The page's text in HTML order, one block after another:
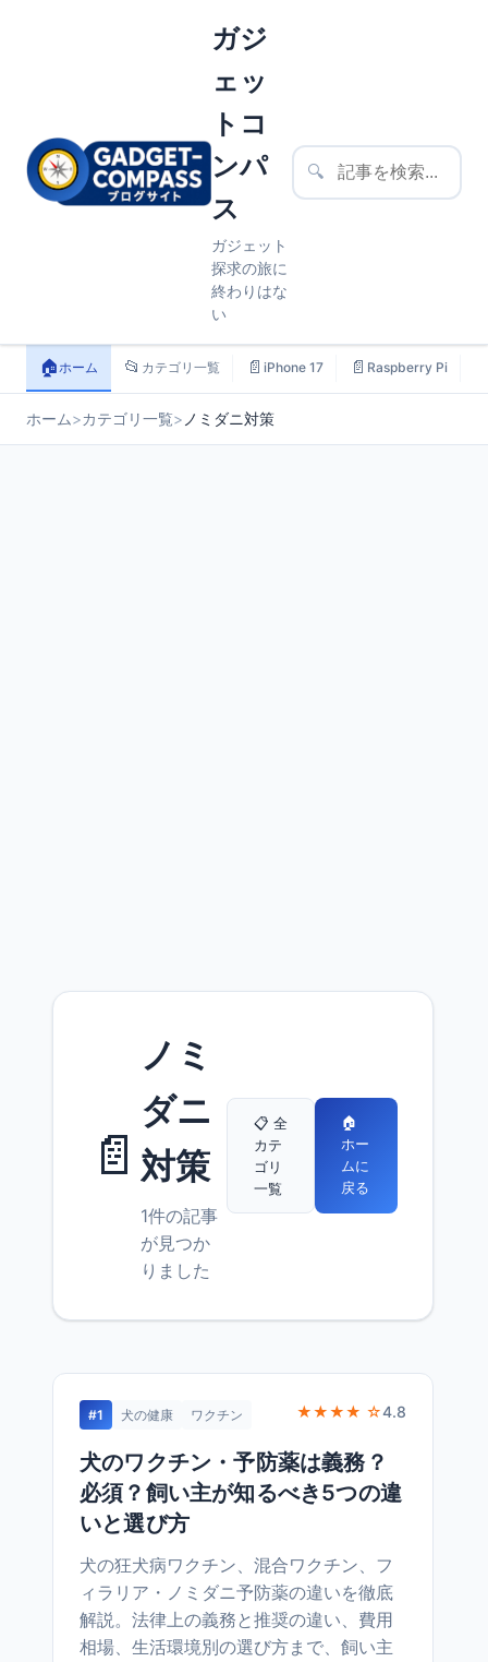
ガジ
ェッ
トコ
ンパ
ス
ガジェット
探求の旅に
終わりはな
い
🔍
🏠ホーム 📂 カテゴリ一覧 📄 iPhone 17 📄 Raspberry Pi
ホーム>カテゴリ一覧> ノミダニ対策
📄
ノミ
ダニ
対策
1件の記事
が見つか
りました
📋 全
カテ
ゴリ
一覧
🏠
ホー
ムに
戻る
#1 犬の健康 ワクチン ★★★★ ☆4.8
犬のワクチン・予防薬は義務？
必須？飼い主が知るべき5つの違
いと選び方
犬の狂犬病ワクチン、混合ワクチン、フ
ィラリア・ノミダニ予防薬の違いを徹底
解説。法律上の義務と推奨の違い、費用
相場、生活環境別の選び方まで、飼い主